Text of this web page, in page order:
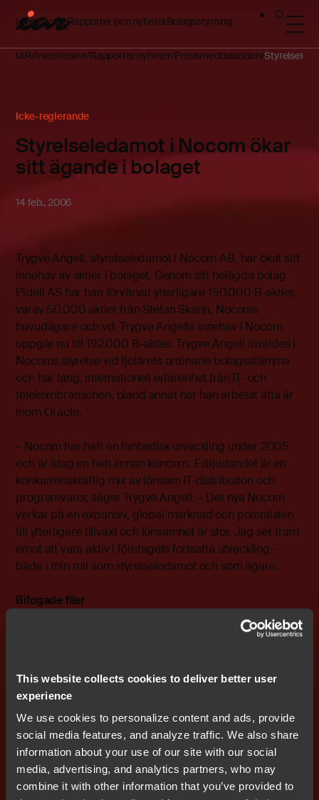
This website collects cookies to deliver better user
experience
We use cookies to personalize content and ads, provide
social media features, and analyze traffic. We also share
information about your use of our site with our social
media, advertising, and analytics partners, who may
combine it with other information that you’ve provided to
InvesterareRapporter och nyheterBolagsstyrning
IAR Investerare Rapporter nyheter Pressmeddelanden
Icke-reglerande
Styrelseledamot i Nocom ökar
sitt ägande i bolaget
14 feb., 2006
Trygve Angell, styrelseledamot i Nocom AB, har ökat sitt
innehav av aktier i bolaget. Genom sitt helägda bolag
Pidell AS har han förvärvat ytterligare 150.000 B-aktier,
varav 50.000 aktier från Stefan Skarin, Nocoms
huvudägare och vd. Trygve Angells innehav i Nocom
uppgår nu till 192.000 B-aktier. Trygve Angell invaldes i
Nocoms styrelse vid fjolårets ordinarie bolagsstämma
och har lång, internationell erfarenhet från IT- och
telekombranschen, bland annat har han arbetat åtta år
inom Oracle.
– Nocom har haft en fantastisk utveckling under 2005
och är idag en helt annan koncern. Erbjudandet är en
konkurrenskraftig mix av lönsam IT-distribution och
programvaror, säger Trygve Angell. – Det nya Nocom
verkar på en expansiv, global marknad och potentialen
till ytterligare tillväxt och lönsamhet är stor. Jag ser fram
emot att vara aktiv i företagets fortsatta utveckling -
både i min roll som styrelseledamot och som ägare.
Bifogade filer
Prenumerera på IR nyheter